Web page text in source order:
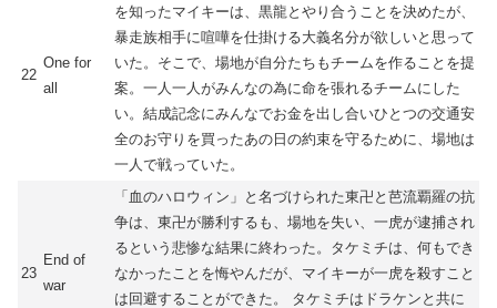
22
One for
all
を知ったマイキーは、黒龍とやり合うことを決めたが、
暴走族相手に喧嘩を仕掛ける大義名分が欲しいと思って
いた。そこで、場地が自分たちもチームを作ることを提
案。一人一人がみんなの為に命を張れるチームにした
い。結成記念にみんなでお金を出し合いひとつの交通安
全のお守りを買ったあの日の約束を守るために、場地は
一人で戦っていた。
23
End of
war
「血のハロウィン」と名づけられた東卍と芭流覇羅の抗
争は、東卍が勝利するも、場地を失い、一虎が逮捕され
るという悲惨な結果に終わった。タケミチは、何もでき
なかったことを悔やんだが、マイキーが一虎を殺すこと
は回避することができた。 タケミチはドラケンと共に